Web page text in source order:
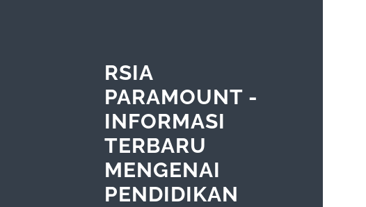
RSIA
PARAMOUNT -
INFORMASI
TERBARU
MENGENAI
PENDIDIKAN